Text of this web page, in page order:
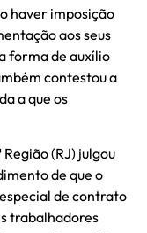
haver imposição
aos seus
forma de auxílio
contestou a
a que os
(RJ) julgou
de que o
de contrato
trabalhadores